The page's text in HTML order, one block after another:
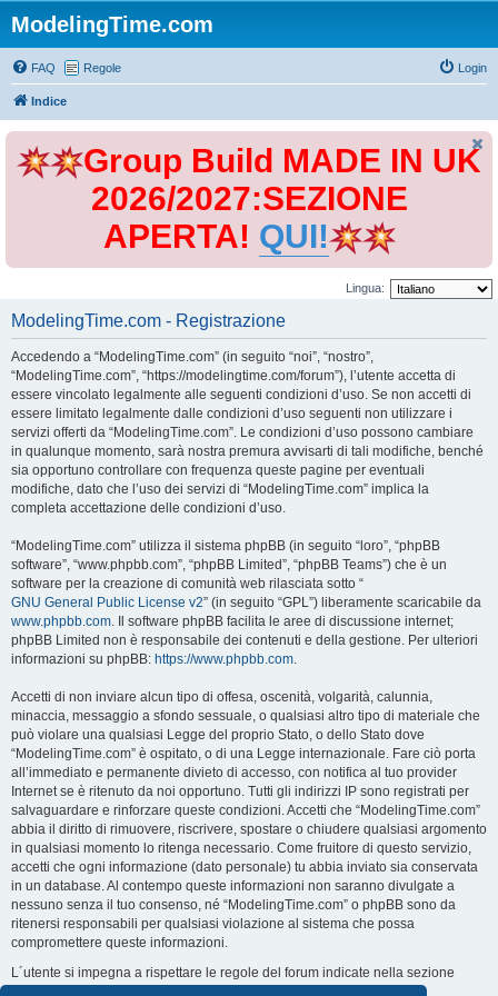
ModelingTime.com
FAQ Regole Login
Indice
Group Build MADE IN UK
2026/2027:SEZIONE
APERTA! QUI!
Lingua:
ModelingTime.com - Registrazione
Accedendo a “ModelingTime.com” (in seguito “noi”, “nostro”,
“ModelingTime.com”, “https://modelingtime.com/forum”), l’utente accetta di
essere vincolato legalmente alle seguenti condizioni d’uso. Se non accetti di
essere limitato legalmente dalle condizioni d’uso seguenti non utilizzare i
servizi offerti da “ModelingTime.com”. Le condizioni d’uso possono cambiare
in qualunque momento, sarà nostra premura avvisarti di tali modifiche, benché
sia opportuno controllare con frequenza queste pagine per eventuali
modifiche, dato che l’uso dei servizi di “ModelingTime.com” implica la
completa accettazione delle condizioni d’uso.
“ModelingTime.com” utilizza il sistema phpBB (in seguito “loro”, “phpBB
software”, “www.phpbb.com”, “phpBB Limited”, “phpBB Teams”) che è un
software per la creazione di comunità web rilasciata sotto “
GNU General Public License v2” (in seguito “GPL”) liberamente scaricabile da
www.phpbb.com. Il software phpBB facilita le aree di discussione internet;
phpBB Limited non è responsabile dei contenuti e della gestione. Per ulteriori
informazioni su phpBB: https://www.phpbb.com.
Accetti di non inviare alcun tipo di offesa, oscenità, volgarità, calunnia,
minaccia, messaggio a sfondo sessuale, o qualsiasi altro tipo di materiale che
può violare una qualsiasi Legge del proprio Stato, o dello Stato dove
“ModelingTime.com” è ospitato, o di una Legge internazionale. Fare ciò porta
all’immediato e permanente divieto di accesso, con notifica al tuo provider
Internet se è ritenuto da noi opportuno. Tutti gli indirizzi IP sono registrati per
salvaguardare e rinforzare queste condizioni. Accetti che “ModelingTime.com”
abbia il diritto di rimuovere, riscrivere, spostare o chiudere qualsiasi argomento
in qualsiasi momento lo ritenga necessario. Come fruitore di questo servizio,
accetti che ogni informazione (dato personale) tu abbia inviato sia conservata
in un database. Al contempo queste informazioni non saranno divulgate a
nessuno senza il tuo consenso, né “ModelingTime.com” o phpBB sono da
ritenersi responsabili per qualsiasi violazione al sistema che possa
compromettere queste informazioni.
L´utente si impegna a rispettare le regole del forum indicate nella sezione